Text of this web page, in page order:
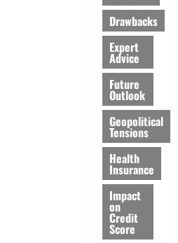
Drawbacks
Expert
Advice
Future
Outlook
Geopolitical
Tensions
Health
Insurance
Impact
on
Credit
Score